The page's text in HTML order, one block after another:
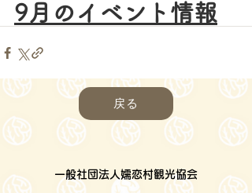
9月のイベント情報
戻る
一般社団法人嬬恋村観光協会